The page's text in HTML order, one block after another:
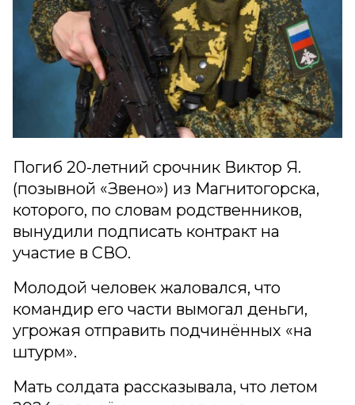
Погиб 20-летний срочник Виктор Я.
(позывной «Звено») из Магнитогорска,
которого, по словам родственников,
вынудили подписать контракт на
участие в СВО.
Молодой человек жаловался, что
командир его части вымогал деньги,
угрожая отправить подчинённых «на
штурм».
Мать солдата рассказывала, что летом